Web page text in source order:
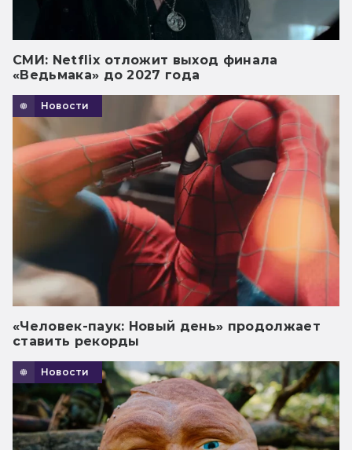
СМИ: Netflix отложит выход финала
«Ведьмака» до 2027 года
Новости
«Человек-паук: Новый день» продолжает
ставить рекорды
Новости